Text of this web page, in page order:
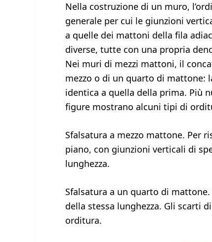
Nella costruzione di un muro,
generale per cui le giunzioni
a quelle dei mattoni della fila
diverse, tutte con una propria
Nei muri di mezzi mattoni, il
mezzo o di un quarto di mattone:
identica a quella della prima. Più
figure mostrano alcuni tipi di
Sfalsatura a mezzo mattone. Per
piano, con giunzioni verticali di
lunghezza.
Sfalsatura a un quarto di
della stessa lunghezza. Gli scarti
orditura.